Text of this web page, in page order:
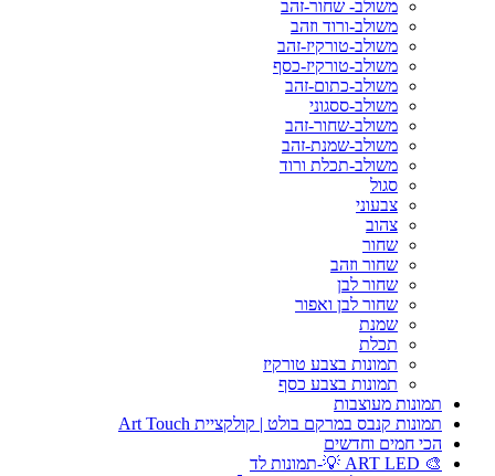
משולב- שחור-זהב
משולב-ורוד וזהב
משולב-טורקיז-זהב
משולב-טורקיז-כסף
משולב-כתום-זהב
משולב-ססגוני
משולב-שחור-זהב
משולב-שמנת-זהב
משולב-תכלת ורוד
סגול
צבעוני
צהוב
שחור
שחור וזהב
שחור לבן
שחור לבן ואפור
שמנת
תכלת
תמונות בצבע טורקיז
תמונות בצבע כסף
תמונות מעוצבות
תמונות קנבס במרקם בולט | קולקציית Art Touch
הכי חמים וחדשים
🎨 ART LED 💡-תמונות לד